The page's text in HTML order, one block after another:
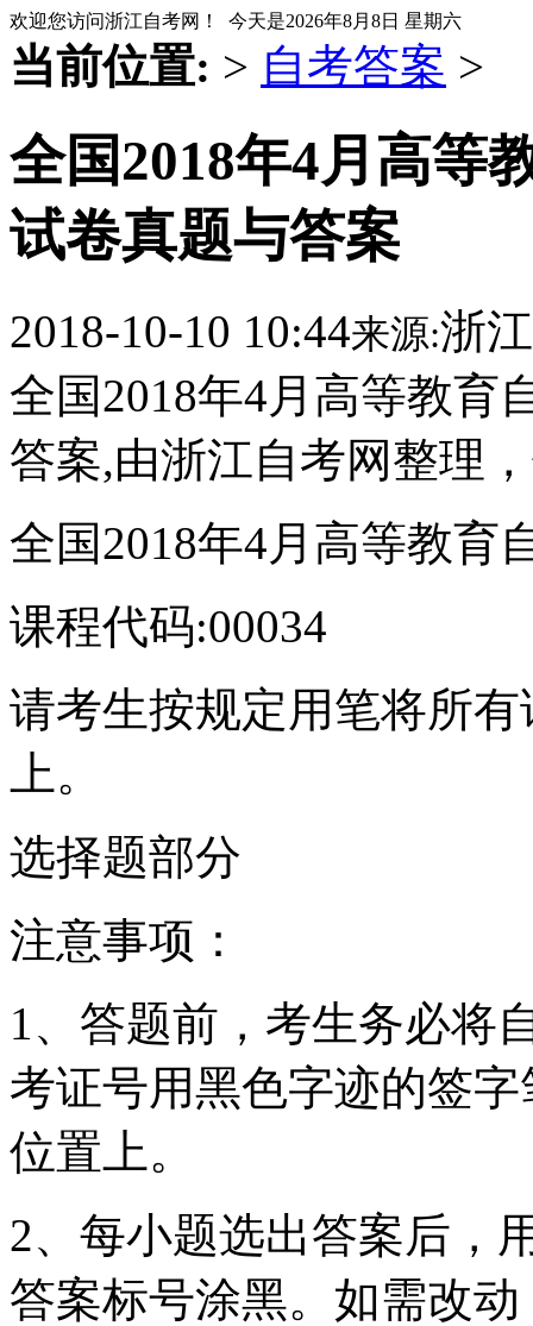
欢迎您访问浙江自考网！ 今天是2026年8月8日 星期六
当前位置: > 自考答案 >
全国2018年4月高等
试卷真题与答案
2018-10-10 10:44来源:浙
全国2018年4月高等教育
答案,由浙江自考网整理
全国2018年4月高等教育
课程代码:00034
请考生按规定用笔将所
上。
选择题部分
注意事项：
1、答题前，考生务必将
考证号用黑色字迹的签
位置上。
2、每小题选出答案后，
答案标号涂黑。如需改